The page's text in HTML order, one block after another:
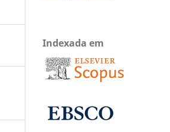
Indexada em